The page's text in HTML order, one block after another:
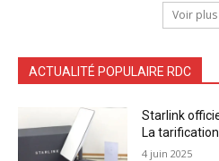
Voir plus
ACTUALITÉ POPULAIRE RDC
Starlink
La
4 juin 2025